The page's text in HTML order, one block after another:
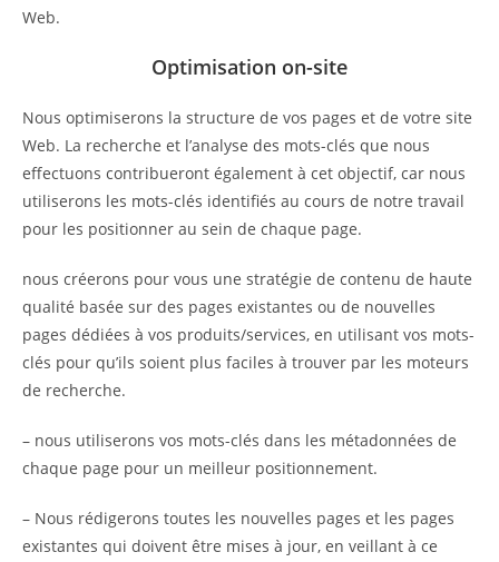
Web.
Optimisation on-site
Nous optimiserons la structure de vos pages et de votre site
Web. La recherche et l’analyse des mots-clés que nous
effectuons contribueront également à cet objectif, car nous
utiliserons les mots-clés identifiés au cours de notre travail
pour les positionner au sein de chaque page.
nous créerons pour vous une stratégie de contenu de haute
qualité basée sur des pages existantes ou de nouvelles
pages dédiées à vos produits/services, en utilisant vos mots-
clés pour qu’ils soient plus faciles à trouver par les moteurs
de recherche.
– nous utiliserons vos mots-clés dans les métadonnées de
chaque page pour un meilleur positionnement.
– Nous rédigerons toutes les nouvelles pages et les pages
existantes qui doivent être mises à jour, en veillant à ce